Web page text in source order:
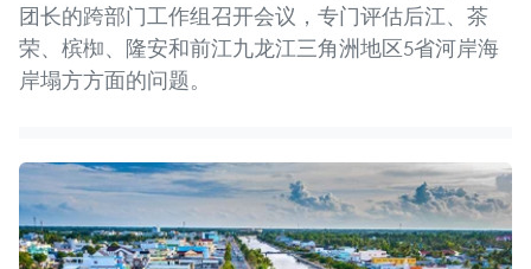
团长的跨部门工作组召开会议，专门评估后江、茶
荣、槟椥、隆安和前江九龙江三角洲地区5省河岸海
岸塌方方面的问题。